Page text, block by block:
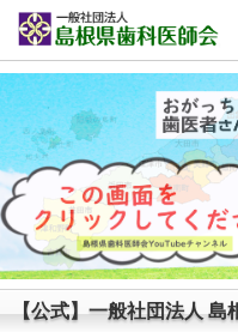
【公式】一般社団法人 島